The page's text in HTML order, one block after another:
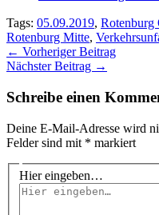
Tags: 05.09.2019, Rotenburg
Rotenburg Mitte,
← Vorheriger Beitrag
Nächster Beitrag →
Schreibe einen
Deine E-Mail-Adresse wird
Felder sind mit * markiert
Hier eingeben…